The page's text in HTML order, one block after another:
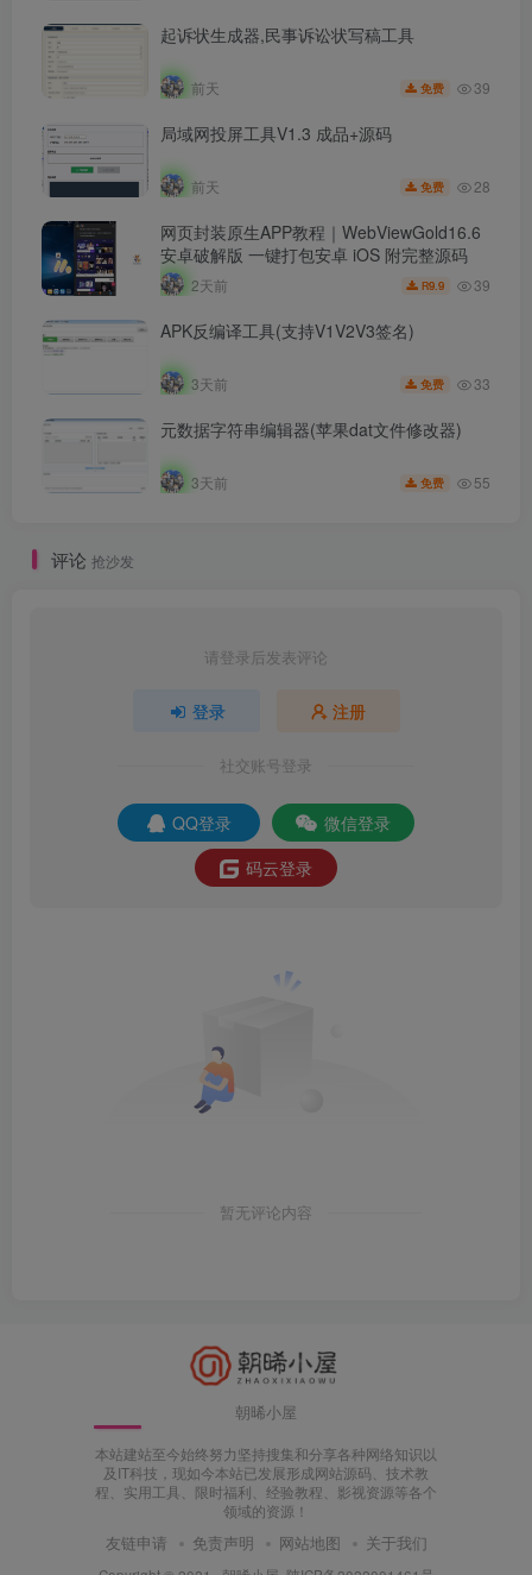
起诉状生成器,民事诉讼状写稿工具
前天 免费 39
局域网投屏工具V1.3 成品+源码
前天 免费 28
网页封装原生APP教程｜WebViewGold16.6
安卓破解版 一键打包安卓 iOS 附完整源码
2天前 R9.9 39
APK反编译工具(支持V1V2V3签名)
3天前 免费 33
元数据字符串编辑器(苹果dat文件修改器)
3天前 免费 55
评论 抢沙发
请登录后发表评论
登录 注册
社交账号登录
QQ登录
微信登录
码云登录
暂无评论内容
朝晞小屋
本站建站至今始终努力坚持搜集和分享各种网络知识以
及IT科技，现如今本站已发展形成网站源码、技术教
程、实用工具、限时福利、经验教程、影视资源等各个
领域的资源！
友链申请 免责声明 网站地图 关于我们